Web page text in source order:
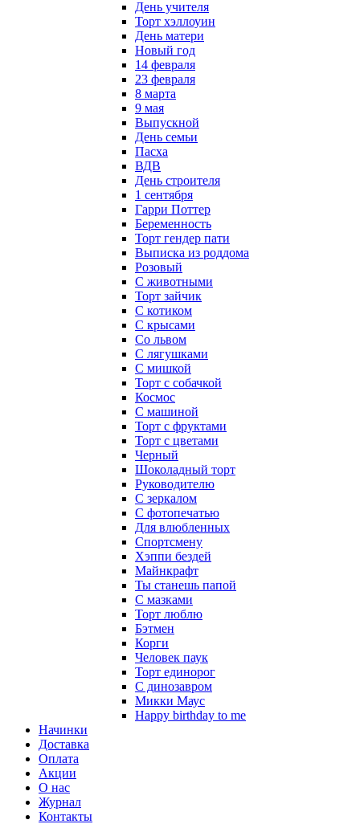
День учителя
Торт хэллоуин
День матери
Новый год
14 февраля
23 февраля
8 марта
9 мая
Выпускной
День семьи
Пасха
ВДВ
День строителя
1 сентября
Гарри Поттер
Беременность
Торт гендер пати
Выписка из роддома
Розовый
С животными
Торт зайчик
С котиком
С крысами
Со львом
С лягушками
С мишкой
Торт с собачкой
Космос
С машиной
Торт с фруктами
Торт с цветами
Черный
Шоколадный торт
Руководителю
С зеркалом
С фотопечатью
Для влюбленных
Спортсмену
Хэппи бездей
Майнкрафт
Ты станешь папой
С мазками
Торт люблю
Бэтмен
Корги
Человек паук
Торт единорог
С динозавром
Микки Маус
Happy birthday to me
Начинки
Доставка
Оплата
Акции
О нас
Журнал
Контакты